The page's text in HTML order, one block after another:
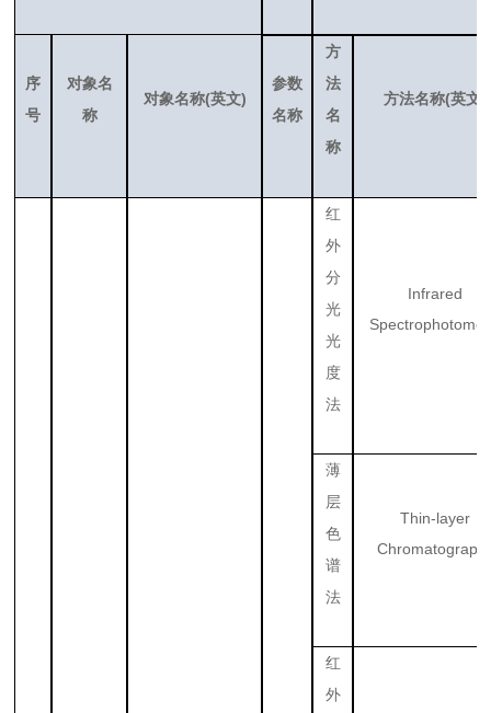
序
号
对象名
称
对象名称(英文)
参数
名称
方
法
名
称
方法名称(英文
红
外
分
光
光
度
法
Infrared
薄
层
色
谱
法
Thin-layer
红
外